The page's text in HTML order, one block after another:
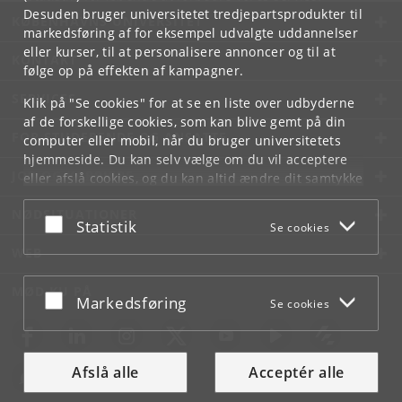
Desuden bruger universitetet tredjepartsprodukter til
markedsføring af for eksempel udvalgte uddannelser
eller kurser, til at personalisere annoncer og til at
følge op på effekten af kampagner.
Klik på "Se cookies" for at se en liste over udbyderne
af de forskellige cookies, som kan blive gemt på din
computer eller mobil, når du bruger universitetets
hjemmeside. Du kan selv vælge om du vil acceptere
eller afslå cookies, og du kan altid ændre dit samtykke
underCookie- og privatlivspolitiksom du finder i
bunden af hver side.
Acceptér eller afslå
Statistik Se cookies
Acceptér eller afslå
Markedsføring Se cookies
Afslå alle Acceptér alle
KØBENHAVNS UNIVERSITET
KONTAKT
SERVICES
FOR STUDERENDE OG ANSATTE
JOB OG KARRIERE
NØDSITUATIONER
WEB
MØD KU PÅ